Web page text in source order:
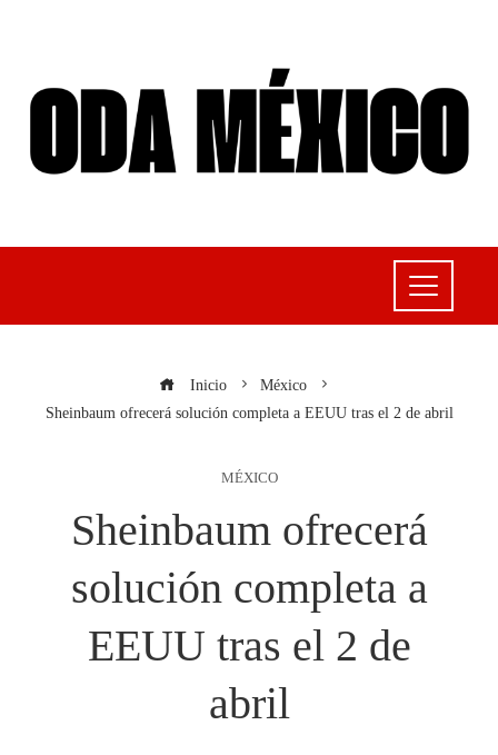
Inicio
México
Sheinbaum ofrecerá solución completa a EEUU tras el 2 de abril
MÉXICO
Sheinbaum ofrecerá
solución completa a
EEUU tras el 2 de
abril